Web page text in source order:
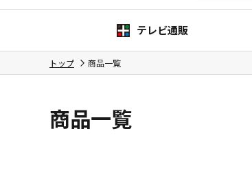
テレビ通販
トップ 商品一覧
商品一覧